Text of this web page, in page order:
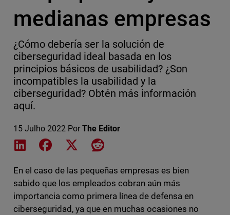
medianas empresas
¿Cómo debería ser la solución de
ciberseguridad ideal basada en los
principios básicos de usabilidad? ¿Son
incompatibles la usabilidad y la
ciberseguridad? Obtén más información
aquí.
15 Julho 2022 Por The Editor
Share on LinkedIn
Share on Facebook
Share on XShare on Reddit
En el caso de las pequeñas empresas es bien
sabido que los empleados cobran aún más
importancia como primera línea de defensa en
ciberseguridad, ya que en muchas ocasiones no